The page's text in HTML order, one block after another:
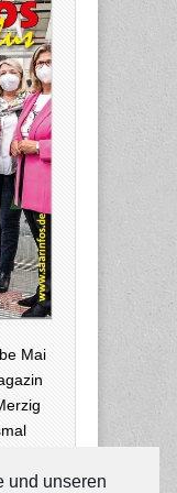
Mai
zur
und unseren